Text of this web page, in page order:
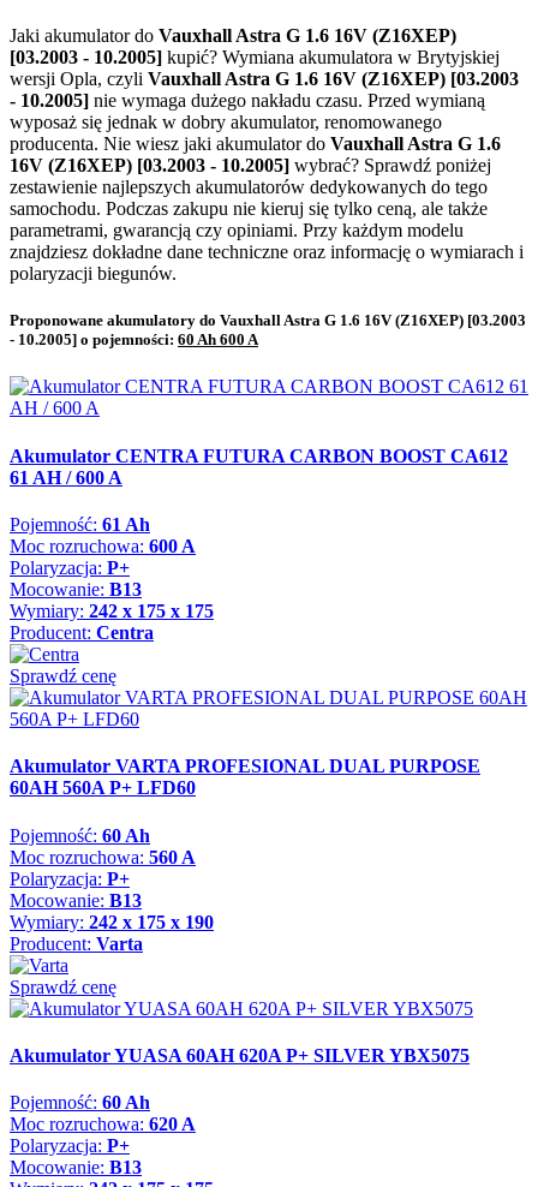
Jaki akumulator do Vauxhall Astra G 1.6 16V (Z16XEP)
[03.2003 - 10.2005] kupić? Wymiana akumulatora w Brytyjskiej
wersji Opla, czyli Vauxhall Astra G 1.6 16V (Z16XEP) [03.2003
- 10.2005] nie wymaga dużego nakładu czasu. Przed wymianą
wyposaż się jednak w dobry akumulator, renomowanego
producenta. Nie wiesz jaki akumulator do Vauxhall Astra G 1.6
16V (Z16XEP) [03.2003 - 10.2005] wybrać? Sprawdź poniżej
zestawienie najlepszych akumulatorów dedykowanych do tego
samochodu. Podczas zakupu nie kieruj się tylko ceną, ale także
parametrami, gwarancją czy opiniami. Przy każdym modelu
znajdziesz dokładne dane techniczne oraz informację o wymiarach i
polaryzacji biegunów.
Proponowane akumulatory do Vauxhall Astra G 1.6 16V (Z16XEP) [03.2003
- 10.2005] o pojemności: 60 Ah 600 A
Akumulator CENTRA FUTURA CARBON BOOST CA612
61 AH / 600 A
Pojemność: 61 Ah
Moc rozruchowa: 600 A
Polaryzacja: P+
Mocowanie: B13
Wymiary: 242 x 175 x 175
Producent: Centra
Sprawdź cenę
Akumulator VARTA PROFESIONAL DUAL PURPOSE
60AH 560A P+ LFD60
Pojemność: 60 Ah
Moc rozruchowa: 560 A
Polaryzacja: P+
Mocowanie: B13
Wymiary: 242 x 175 x 190
Producent: Varta
Sprawdź cenę
Akumulator YUASA 60AH 620A P+ SILVER YBX5075
Pojemność: 60 Ah
Moc rozruchowa: 620 A
Polaryzacja: P+
Mocowanie: B13